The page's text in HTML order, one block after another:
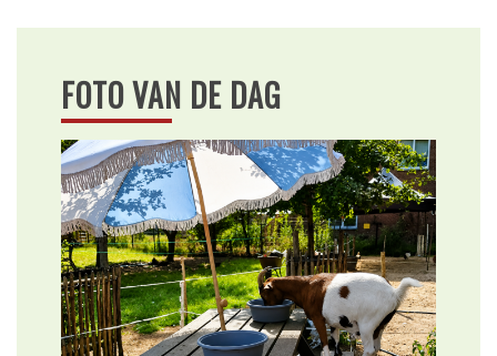
FOTO VAN DE DAG